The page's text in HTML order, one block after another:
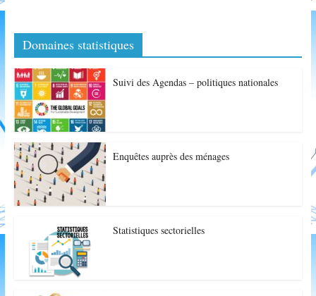
Domaines statistiques
Suivi des Agendas – politiques nationales
Enquêtes auprès des ménages
Statistiques sectorielles